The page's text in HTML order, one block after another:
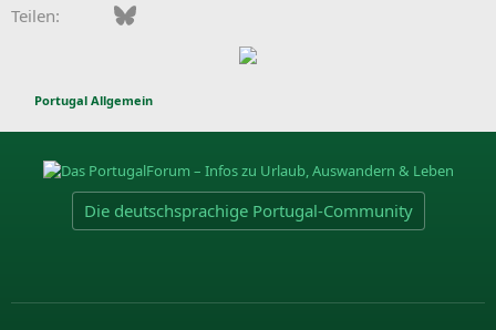
Teilen: FacebookBluesky
Portugal Allgemein
Die deutschsprachige Portugal-Community